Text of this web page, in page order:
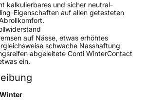
kalkulierbares und sicher neutral-
Eigenschaften auf allen getesteten
auf Nässe, etwas erhöhtes
schwache Nasshaftung
abgeleitete Conti WinterContact
ein.